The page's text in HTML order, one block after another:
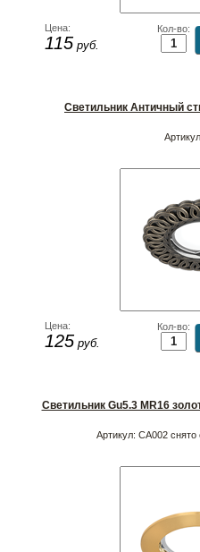
Цена:
115 руб.
Кол-во:
Светильник Античный
Цена:
125 руб.
Кол-во:
Светильник Gu5.3 MR16
Артикул: CA002